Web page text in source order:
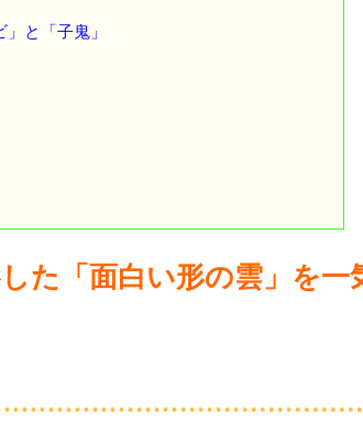
と「子鬼」
た「面白い形の雲」を一